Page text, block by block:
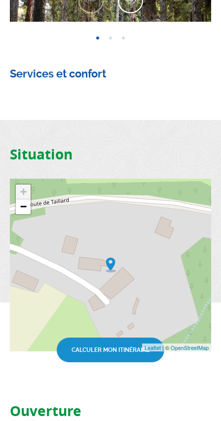
Previous
Next
Services et confort
Situation
+
−
Leaflet | ©OpenStreetMap
CALCULER MON ITINÉRAIRE
Ouverture